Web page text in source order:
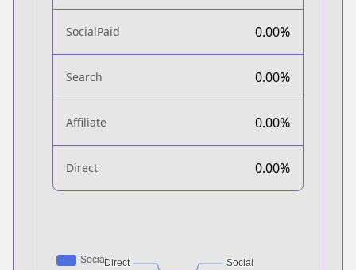
SocialPaid 0.00%
Search 0.00%
Affiliate 0.00%
Direct 0.00%